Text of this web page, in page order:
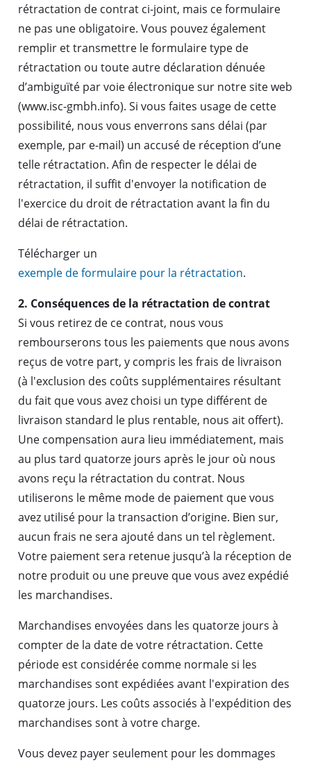
rétractation de contrat ci-joint, mais ce formulaire
ne pas une obligatoire. Vous pouvez également
remplir et transmettre le formulaire type de
rétractation ou toute autre déclaration dénuée
d’ambiguïté par voie électronique sur notre site web
(www.isc-gmbh.info). Si vous faites usage de cette
possibilité, nous vous enverrons sans délai (par
exemple, par e-mail) un accusé de réception d’une
telle rétractation. Afin de respecter le délai de
rétractation, il suffit d'envoyer la notification de
l'exercice du droit de rétractation avant la fin du
délai de rétractation.
Télécharger un
exemple de formulaire pour la rétractation.
2. Conséquences de la rétractation de contrat
Si vous retirez de ce contrat, nous vous
rembourserons tous les paiements que nous avons
reçus de votre part, y compris les frais de livraison
(à l'exclusion des coûts supplémentaires résultant
du fait que vous avez choisi un type différent de
livraison standard le plus rentable, nous ait offert).
Une compensation aura lieu immédiatement, mais
au plus tard quatorze jours après le jour où nous
avons reçu la rétractation du contrat. Nous
utiliserons le même mode de paiement que vous
avez utilisé pour la transaction d’origine. Bien sur,
aucun frais ne sera ajouté dans un tel règlement.
Votre paiement sera retenue jusqu’à la réception de
notre produit ou une preuve que vous avez expédié
les marchandises.
Marchandises envoyées dans les quatorze jours à
compter de la date de votre rétractation. Cette
période est considérée comme normale si les
marchandises sont expédiées avant l'expiration des
quatorze jours. Les coûts associés à l'expédition des
marchandises sont à votre charge.
Vous devez payer seulement pour les dommages